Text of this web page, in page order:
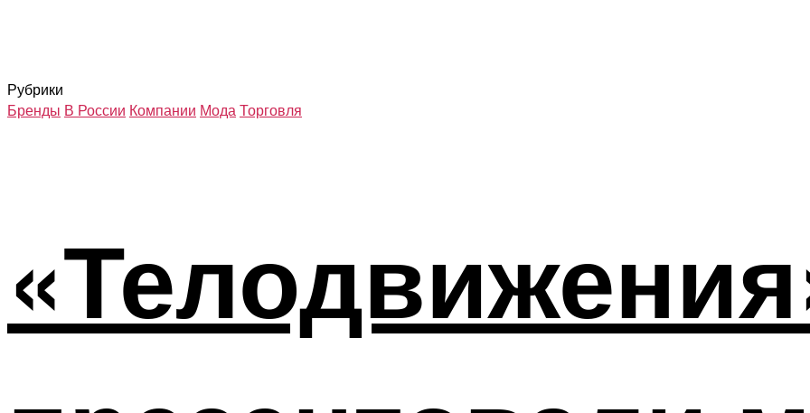
Рубрики
Бренды В России Компании МодаТорговля